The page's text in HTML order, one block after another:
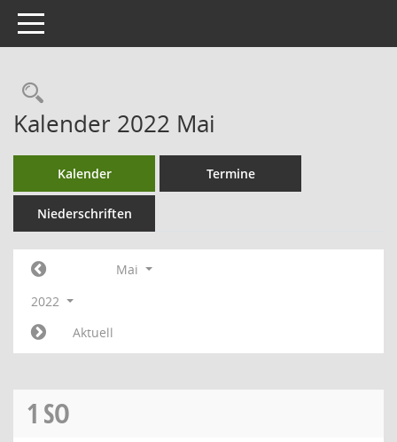
Toggle navigation
Kalender 2022 Mai
Kalender Termine
Niederschriften
Mai
2022
Aktuell
1 SO